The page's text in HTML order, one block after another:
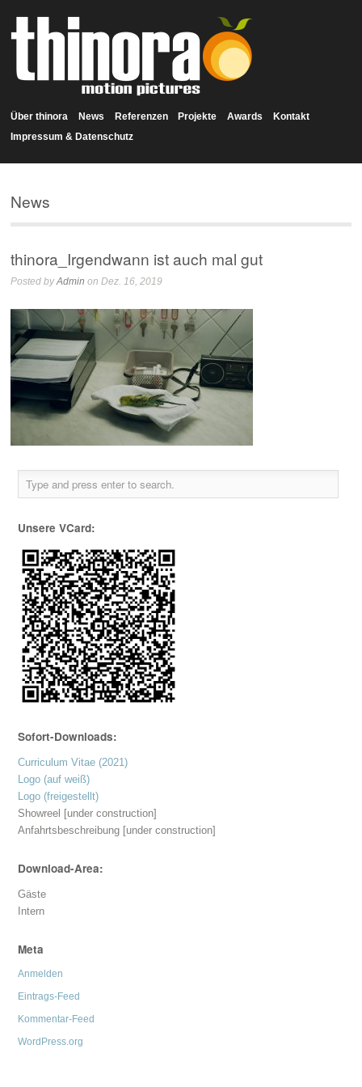
Über thinora News Referenzen Projekte Awards
Kontakt
Impressum & Datenschutz
News
thinora_Irgendwann ist auch mal gut
Posted byAdmin on Dez. 16, 2019
Unsere VCard:
Sofort-Downloads:
Curriculum Vitae (2021)
Logo (auf weiß)
Logo (freigestellt)
Showreel [under construction]
Anfahrtsbeschreibung [under construction]
Download-Area:
Gäste
Intern
Meta
Anmelden
Eintrags-Feed
Kommentar-Feed
WordPress.org